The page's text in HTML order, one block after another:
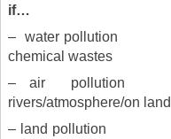
if…
– water
chemical wastes
– air
rivers/atmosphere/on land
– land